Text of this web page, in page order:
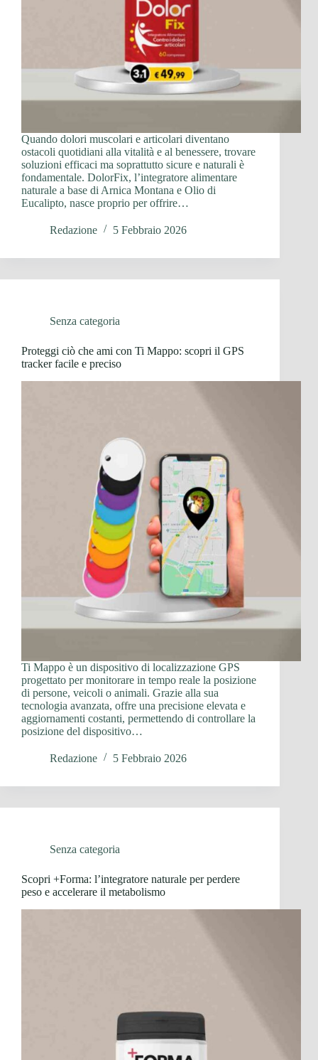
Quando dolori muscolari e articolari diventano
ostacoli quotidiani alla vitalità e al benessere, trovare
soluzioni efficaci ma soprattutto sicure e naturali è
fondamentale. DolorFix, l’integratore alimentare
naturale a base di Arnica Montana e Olio di
Eucalipto, nasce proprio per offrire…
Redazione 5 Febbraio 2026
Senza categoria
Proteggi ciò che ami con Ti Mappo: scopri il GPS
tracker facile e preciso
Ti Mappo è un dispositivo di localizzazione GPS
progettato per monitorare in tempo reale la posizione
di persone, veicoli o animali. Grazie alla sua
tecnologia avanzata, offre una precisione elevata e
aggiornamenti costanti, permettendo di controllare la
posizione del dispositivo…
Redazione 5 Febbraio 2026
Senza categoria
Scopri +Forma: l’integratore naturale per perdere
peso e accelerare il metabolismo